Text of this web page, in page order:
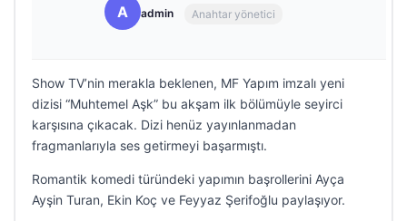
A admin Anahtar yönetici
Show TV’nin merakla beklenen, MF Yapım imzalı yeni
dizisi “Muhtemel Aşk” bu akşam ilk bölümüyle seyirci
karşısına çıkacak. Dizi henüz yayınlanmadan
fragmanlarıyla ses getirmeyi başarmıştı.
Romantik komedi türündeki yapımın başrollerini Ayça
Ayşin Turan, Ekin Koç ve Feyyaz Şerifoğlu paylaşıyor.